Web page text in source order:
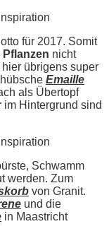
für 2017. Somit
Pflanzen nicht
übrigens super
Emaille
als Übertopf
im Hintergrund sind
Schwamm
werden. Zum
von Granit.
und die
in Maastricht